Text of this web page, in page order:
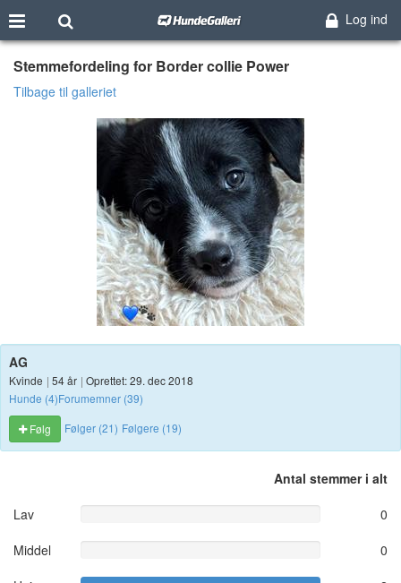
Log ind
Stemmefordeling for Border collie Power
Tilbage til galleriet
AG
Kvinde | 54 år | Oprettet: 29. dec 2018
Hunde (4)Forumemner (39)
Følg
Følger (21) Følgere (19)
Antal stemmer i alt
Lav
0
Middel
0